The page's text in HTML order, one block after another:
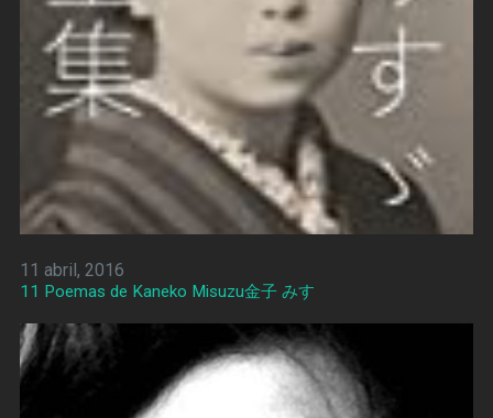
11 abril, 2016
11 Poemas de Kaneko Misuzu金子 みすゞ